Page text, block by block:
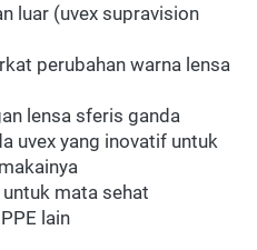
luar (uvex supravision
perubahan warna lensa
lensa sferis ganda
uvex yang inovatif untuk
mata sehat
lain